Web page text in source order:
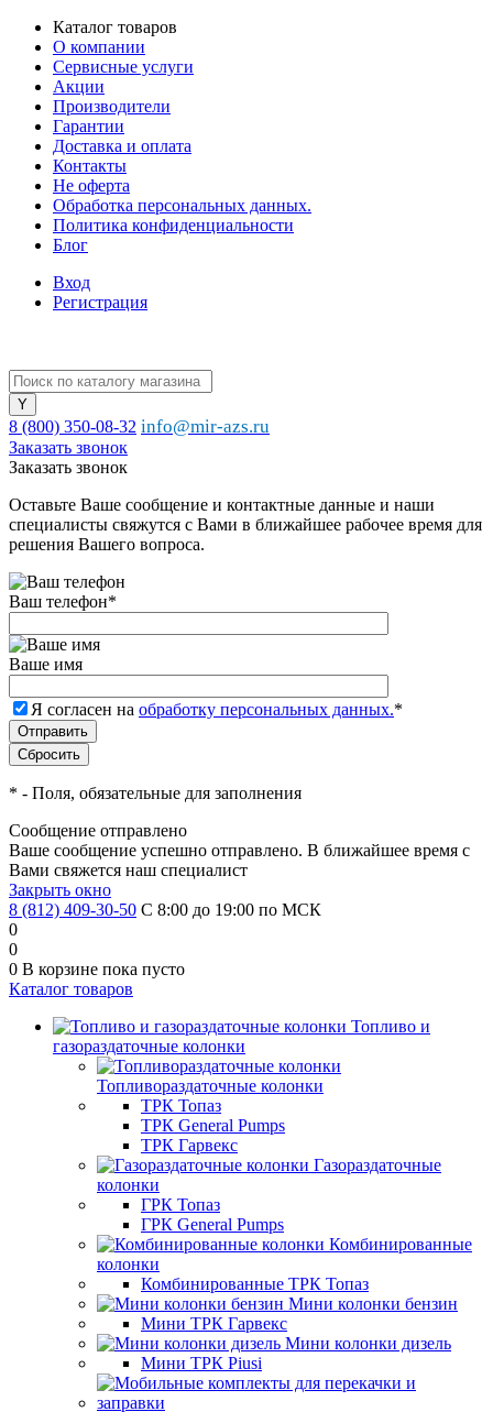
Каталог товаров
О компании
Сервисные услуги
Акции
Производители
Гарантии
Доставка и оплата
Контакты
Не оферта
Обработка персональных данных.
Политика конфиденциальности
Блог
Вход
Регистрация
8 (800) 350-08-32 info@mir-azs.ru
Заказать звонок
Заказать звонок
Оставьте Ваше сообщение и контактные данные и наши
специалисты свяжутся с Вами в ближайшее рабочее время для
решения Вашего вопроса.
Ваш телефон*
Ваше имя
Я согласен на обработку персональных данных.*
* - Поля, обязательные для заполнения
Сообщение отправлено
Ваше сообщение успешно отправлено. В ближайшее время с
Вами свяжется наш специалист
Закрыть окно
8 (812) 409-30-50 С 8:00 до 19:00 по МСК
0
0
0 В корзине пока пусто
Каталог товаров
Топливо и
газораздаточные колонки
Топливораздаточные колонки
ТРК Топаз
ТРК General Pumps
ТРК Гарвекс
Газораздаточные
колонки
ГРК Топаз
ГРК General Pumps
Комбинированные
колонки
Комбинированные ТРК Топаз
Мини колонки бензин
Мини ТРК Гарвекс
Мини колонки дизель
Мини ТРК Piusi